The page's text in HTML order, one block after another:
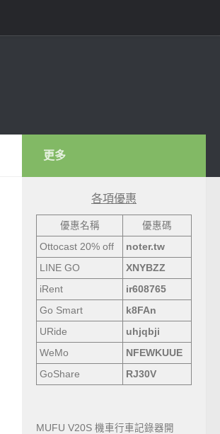
更多
各項優惠
優惠名稱
優惠碼
Ottocast 20% off
noter.tw
LINE GO
XNYBZZ
iRent
ir608765
Go Smart
k8FAn
URide
uhjqbji
WeMo
NFEWKUUE
GoShare
RJ30V
MUFU V20S 機車行車記錄器開